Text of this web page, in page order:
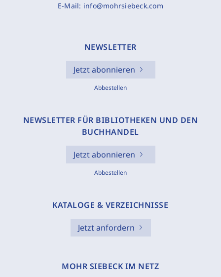
E-Mail: info@mohrsiebeck.com
NEWSLETTER
Jetzt abonnieren
Abbestellen
NEWSLETTER FÜR BIBLIOTHEKEN UND DEN
BUCHHANDEL
Jetzt abonnieren
Abbestellen
KATALOGE & VERZEICHNISSE
Jetzt anfordern
MOHR SIEBECK IM NETZ